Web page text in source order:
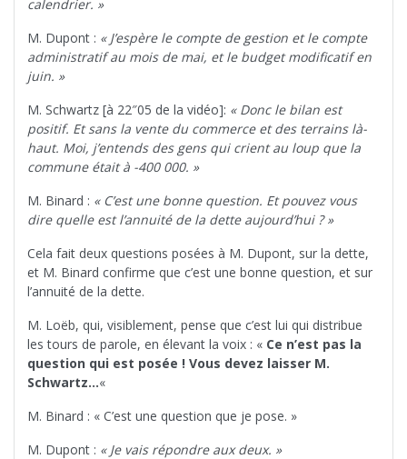
calendrier. »
M. Dupont : « J’espère le compte de gestion et le compte
administratif au mois de mai, et le budget modificatif en
juin. »
M. Schwartz [à 22″05 de la vidéo]: « Donc le bilan est
positif. Et sans la vente du commerce et des terrains là-
haut. Moi, j’entends des gens qui crient au loup que la
commune était à -400 000. »
M. Binard : « C’est une bonne question. Et pouvez vous
dire quelle est l’annuité de la dette aujourd’hui ? »
Cela fait deux questions posées à M. Dupont, sur la dette,
et M. Binard confirme que c’est une bonne question, et sur
l’annuité de la dette.
M. Loëb, qui, visiblement, pense que c’est lui qui distribue
les tours de parole, en élevant la voix : « Ce n’est pas la
question qui est posée ! Vous devez laisser M.
Schwartz…«
M. Binard : « C’est une question que je pose. »
M. Dupont : « Je vais répondre aux deux. »